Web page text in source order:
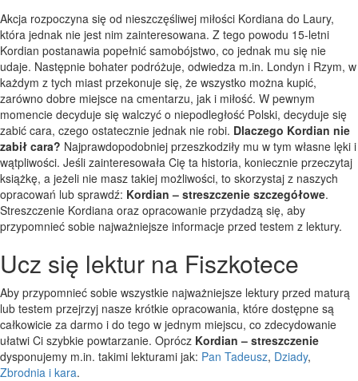
Akcja rozpoczyna się od nieszczęśliwej miłości Kordiana do Laury,
która jednak nie jest nim zainteresowana. Z tego powodu 15-letni
Kordian postanawia popełnić samobójstwo, co jednak mu się nie
udaje. Następnie bohater podróżuje, odwiedza m.in. Londyn i Rzym, w
każdym z tych miast przekonuje się, że wszystko można kupić,
zarówno dobre miejsce na cmentarzu, jak i miłość. W pewnym
momencie decyduje się walczyć o niepodległość Polski, decyduje się
zabić cara, czego ostatecznie jednak nie robi. Dlaczego Kordian nie
zabił cara? Najprawdopodobniej przeszkodziły mu w tym własne lęki i
wątpliwości. Jeśli zainteresowała Cię ta historia, koniecznie przeczytaj
książkę, a jeżeli nie masz takiej możliwości, to skorzystaj z naszych
opracowań lub sprawdź: Kordian – streszczenie szczegółowe.
Streszczenie Kordiana oraz opracowanie przydadzą się, aby
przypomnieć sobie najważniejsze informacje przed testem z lektury.
Ucz się lektur na Fiszkotece
Aby przypomnieć sobie wszystkie najważniejsze lektury przed maturą
lub testem przejrzyj nasze krótkie opracowania, które dostępne są
całkowicie za darmo i do tego w jednym miejscu, co zdecydowanie
ułatwi Ci szybkie powtarzanie. Oprócz Kordian – streszczenie
dysponujemy m.in. takimi lekturami jak: Pan Tadeusz, Dziady,
Zbrodnia i kara.